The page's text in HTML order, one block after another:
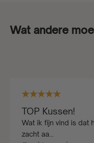
Wat andere
TOP Kussen!
Wat ik fijn vind is dat
zacht aa...